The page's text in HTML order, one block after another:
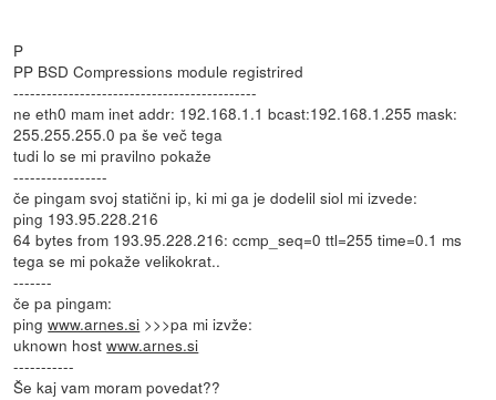
P
PP BSD Compressions module registrired
--------------------------------------------
ne eth0 mam inet addr: 192.168.1.1 bcast:192.168.1.255 mask:
255.255.255.0 pa še več tega
tudi lo se mi pravilno pokaže
-----------------
če pingam svoj statični ip, ki mi ga je dodelil siol mi izvede:
ping 193.95.228.216
64 bytes from 193.95.228.216: ccmp_seq=0 ttl=255 time=0.1 ms
tega se mi pokaže velikokrat..
-------
če pa pingam:
pingwww.arnes.si >>>pa mi izvže:
uknown hostwww.arnes.si
-----------
Še kaj vam moram povedat??